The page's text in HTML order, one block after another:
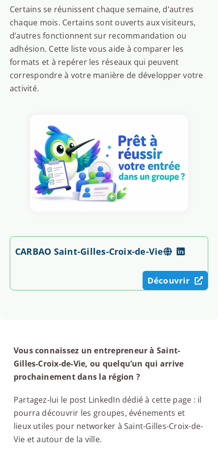
Certains se réunissent chaque semaine, d’autres
chaque mois. Certains sont ouverts aux visiteurs,
d’autres fonctionnent sur recommandation ou
adhésion. Cette liste vous aide à comparer les
formats et à repérer les réseaux qui peuvent
correspondre à votre manière de développer votre
activité.
CARBAO Saint-Gilles-Croix-de-Vie
Découvrir
Vous connaissez un entrepreneur à Saint-
Gilles-Croix-de-Vie, ou quelqu’un qui arrive
prochainement dans la région ?
Partagez-lui le post LinkedIn dédié à cette page : il
pourra découvrir les groupes, événements et
lieux utiles pour networker à Saint-Gilles-Croix-de-
Vie et autour de la ville.